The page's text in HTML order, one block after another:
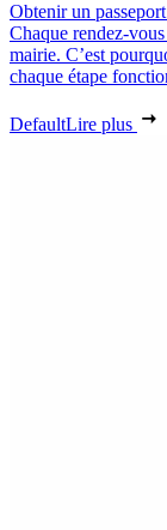
Obtenir un
Chaque rendez-
mairie. C’est
chaque étape
DefaultLire plus